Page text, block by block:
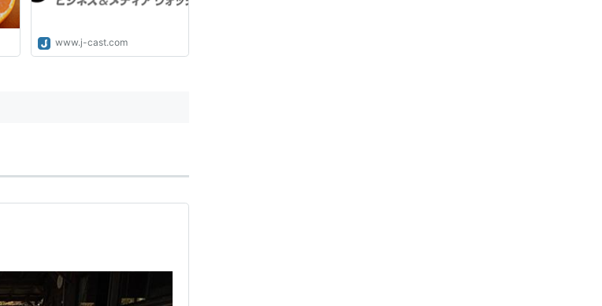
www.j-cast.com